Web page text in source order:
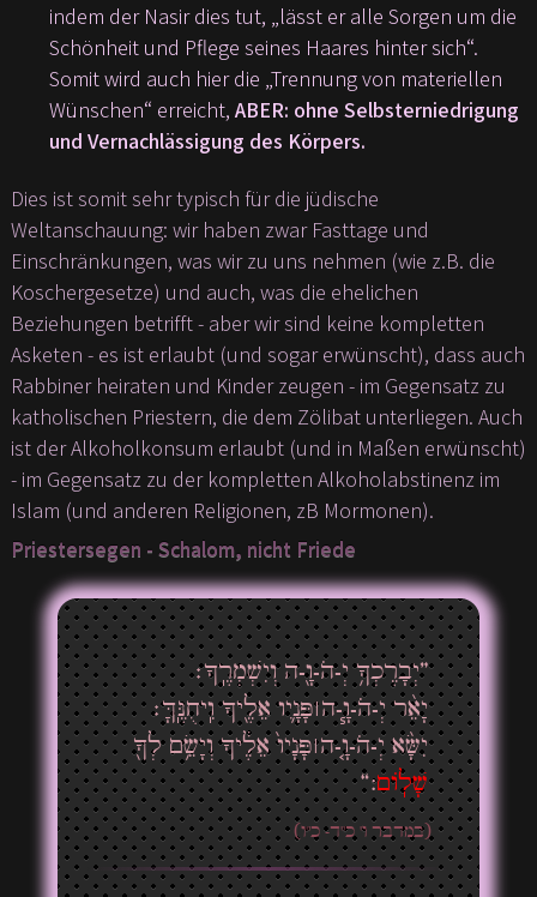
indem der Nasir dies tut, „lässt er alle Sorgen um die
Schönheit und Pflege seines Haares hinter sich“.
Somit wird auch hier die „Trennung von materiellen
Wünschen“ erreicht,ABER: ohne Selbsterniedrigung
und Vernachlässigung des Körpers.
Dies ist somit sehr typisch für die jüdische
Weltanschauung: wir haben zwar Fasttage und
Einschränkungen, was wir zu uns nehmen (wie z.B. die
Koschergesetze) und auch, was die ehelichen
Beziehungen betrifft - aber wir sind keine kompletten
Asketen - es ist erlaubt (und sogar erwünscht), dass auch
Rabbiner heiraten und Kinder zeugen - im Gegensatz zu
katholischen Priestern, die dem Zölibat unterliegen. Auch
ist der Alkoholkonsum erlaubt (und in Maßen erwünscht)
- im Gegensatz zu der kompletten Alkoholabstinenz im
Islam (und anderen Religionen, zB Mormonen).
Priestersegen - Schalom, nicht Friede
”יְבָרֶכְךָ֥ יְ-הֹ-וָ֖-ה וְיִשְׁמְרֶֽךָ׃
יָאֵ֨ר יְ-הֹ-וָ֧-ה ׀ פָּנָ֛יו אֵלֶ֖יךָ וִֽיחֻנֶּֽךָּ׃
יִשָּׂ֨א יְ-הֹ-וָ֤-ה ׀ פָּנָיו֙ אֵלֶ֔יךָ וְיָשֵׂ֥ם לְךָ֖
שָׁלֽוֹם:“
(במדבר ו' כ"ד- כ"ו)